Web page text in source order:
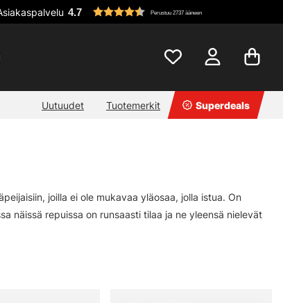
4.7 Perustuu 2737 ääneen
Uutuudet Tuotemerkit Superdeals
joilla ei ole mukavaa yläosaa, jolla istua. On
näissä repuissa on runsaasti tilaa ja ne yleensä nielevät